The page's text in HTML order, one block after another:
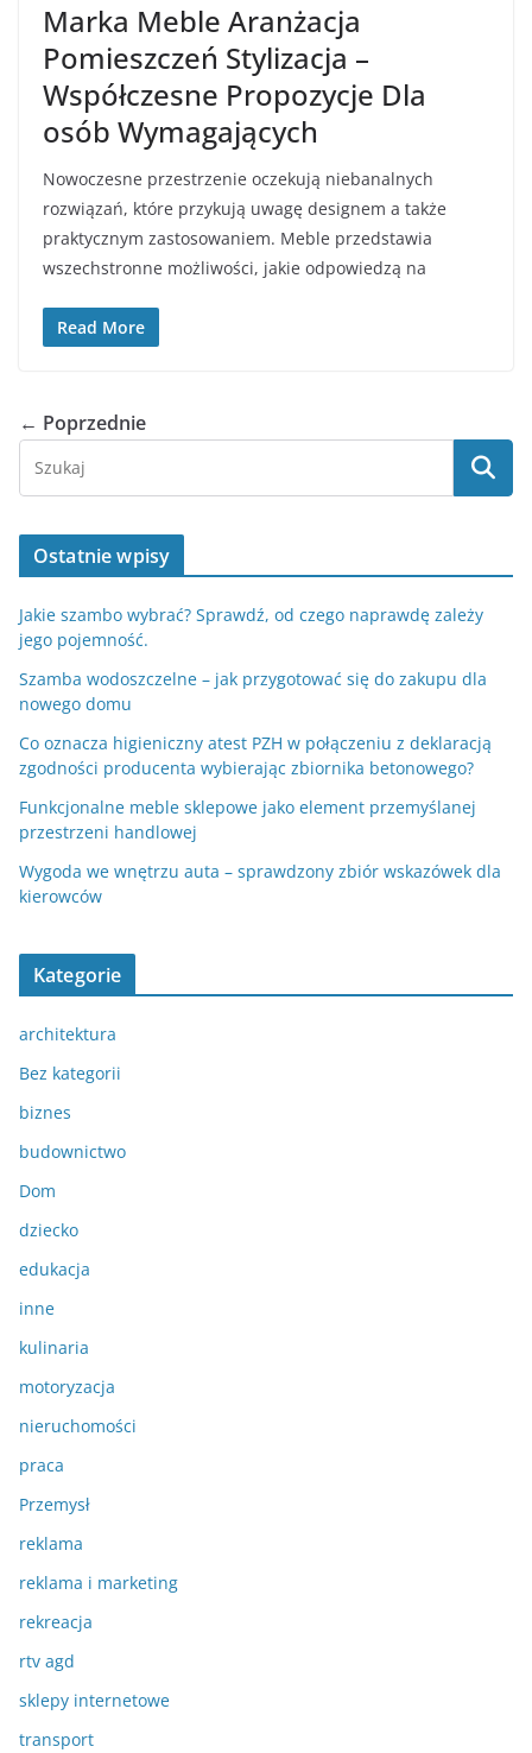
Marka Meble Aranżacja
Pomieszczeń Stylizacja –
Współczesne Propozycje Dla
osób Wymagających
Nowoczesne przestrzenie oczekują niebanalnych
rozwiązań, które przykują uwagę designem a także
praktycznym zastosowaniem. Meble przedstawia
wszechstronne możliwości, jakie odpowiedzą na
Read More
← Poprzednie
Ostatnie wpisy
Jakie szambo wybrać? Sprawdź, od czego naprawdę zależy
jego pojemność.
Szamba wodoszczelne – jak przygotować się do zakupu dla
nowego domu
Co oznacza higieniczny atest PZH w połączeniu z deklaracją
zgodności producenta wybierając zbiornika betonowego?
Funkcjonalne meble sklepowe jako element przemyślanej
przestrzeni handlowej
Wygoda we wnętrzu auta – sprawdzony zbiór wskazówek dla
kierowców
Kategorie
architektura
Bez kategorii
biznes
budownictwo
Dom
dziecko
edukacja
inne
kulinaria
motoryzacja
nieruchomości
praca
Przemysł
reklama
reklama i marketing
rekreacja
rtv agd
sklepy internetowe
transport